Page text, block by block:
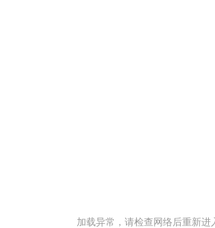
加载异常，请检查网络后重新进